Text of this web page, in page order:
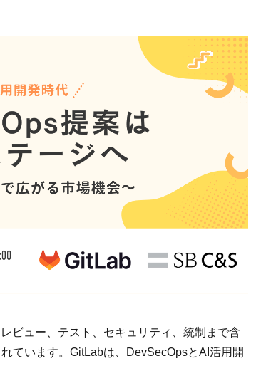
ビュー、テスト、セキュリティ、統制まで含
ています。GitLabは、DevSecOpsとAI活用開